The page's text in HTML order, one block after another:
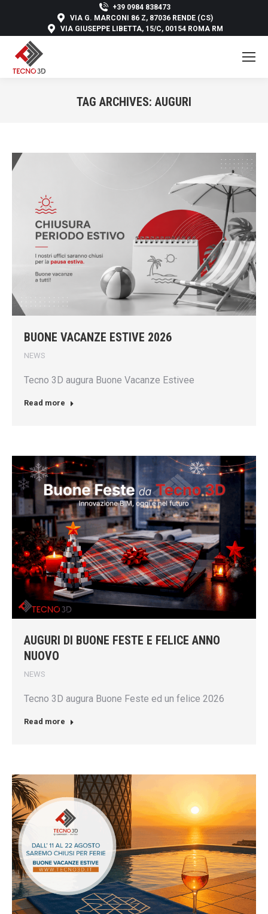
+39 0984 838473
VIA G. MARCONI 86 Z, 87036 RENDE (CS)
VIA GIUSEPPE LIBETTA, 15/C, 00154 ROMA RM
TAG ARCHIVES: AUGURI
BUONE VACANZE ESTIVE 2026
NEWS
Tecno 3D augura Buone Vacanze Estivee
Read more
AUGURI DI BUONE FESTE E FELICE ANNO
NUOVO
NEWS
Tecno 3D augura Buone Feste ed un felice 2026
Read more